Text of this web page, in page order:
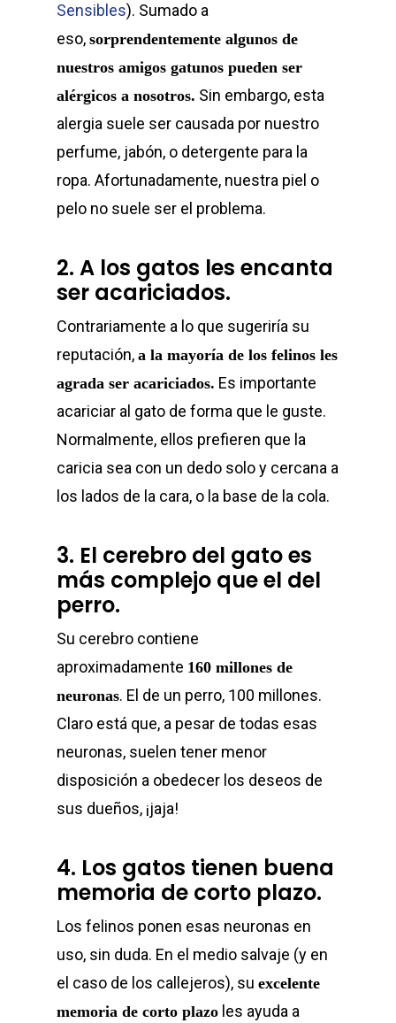
Sensibles). Sumado a
eso, sorprendentemente algunos de
nuestros amigos gatunos pueden ser
alérgicos a nosotros. Sin embargo, esta
alergia suele ser causada por nuestro
perfume, jabón, o detergente para la
ropa. Afortunadamente, nuestra piel o
pelo no suele ser el problema.
2. A los gatos les encanta
ser acariciados.
Contrariamente a lo que sugeriría su
reputación, a la mayoría de los felinos les
agrada ser acariciados. Es importante
acariciar al gato de forma que le guste.
Normalmente, ellos prefieren que la
caricia sea con un dedo solo y cercana a
los lados de la cara, o la base de la cola.
3. El cerebro del gato es
más complejo que el del
perro.
Su cerebro contiene
aproximadamente 160 millones de
neuronas. El de un perro, 100 millones.
Claro está que, a pesar de todas esas
neuronas, suelen tener menor
disposición a obedecer los deseos de
sus dueños, ¡jaja!
4. Los gatos tienen buena
memoria de corto plazo.
Los felinos ponen esas neuronas en
uso, sin duda. En el medio salvaje (y en
el caso de los callejeros), su excelente
memoria de corto plazo les ayuda a